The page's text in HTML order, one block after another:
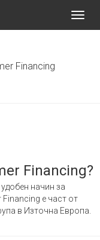
Financing
Financing?
начин за
е част от
в Източна Европа.